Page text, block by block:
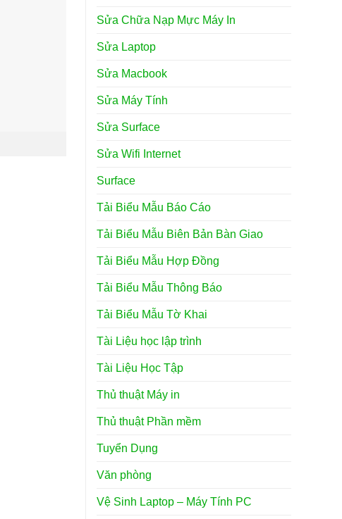
Sửa Chữa Nạp Mực Máy In
Sửa Laptop
Sửa Macbook
Sửa Máy Tính
Sửa Surface
Sửa Wifi Internet
Surface
Tải Biểu Mẫu Báo Cáo
Tải Biểu Mẫu Biên Bản Bàn Giao
Tải Biểu Mẫu Hợp Đồng
Tải Biểu Mẫu Thông Báo
Tải Biểu Mẫu Tờ Khai
Tài Liệu học lập trình
Tài Liệu Học Tập
Thủ thuật Máy in
Thủ thuật Phần mềm
Tuyển Dụng
Văn phòng
Vệ Sinh Laptop – Máy Tính PC